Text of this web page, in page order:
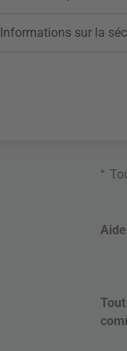
Informations sur la
*
Aide